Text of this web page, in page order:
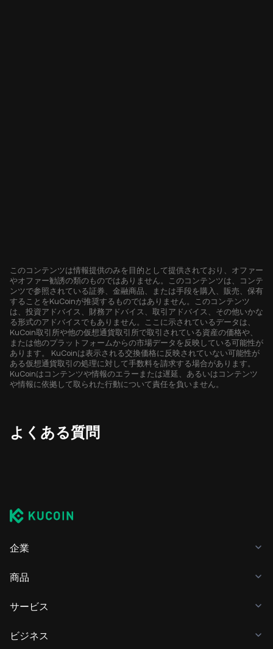
このコンテンツは情報提供のみを目的として提供されており、オファー
やオファー勧誘の類のものではありません。このコンテンツは、コンテ
ンツで参照されている証券、金融商品、または手段を購入、販売、保有
することをKuCoinが推奨するものではありません。このコンテンツ
は、投資アドバイス、財務アドバイス、取引アドバイス、その他いかな
る形式のアドバイスでもありません。ここに示されているデータは、
KuCoin取引所や他の仮想通貨取引所で取引されている資産の価格や、
または他のプラットフォームからの市場データを反映している可能性が
あります。 KuCoinは表示される交換価格に反映されていない可能性が
ある仮想通貨取引の処理に対して手数料を請求する場合があります。
KuCoinはコンテンツや情報のエラーまたは遅延、あるいはコンテンツ
や情報に依拠して取られた行動について責任を負いません。
よくある質問
企業
商品
サービス
ビジネス